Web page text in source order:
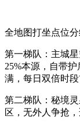
全地图打坐点位
第一梯队：主城
25%本源，自带
满，每日双倍时段
第二梯队：秘境
区，无外人争抢